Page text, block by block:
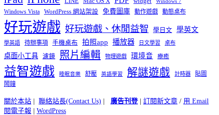
Windows Vista WordPress 網站架設 免費圖庫 動作遊戲 動態桌布
好玩遊戲 好玩遊戲、休閒益智 學日文 學英文
學英語 待辦事項 手機桌布 拍照app 播放器 日文學習 桌布
桌面小工具 濾鏡 照片編輯 物理遊戲 環境音 療癒
益智遊戲 睡眠音樂 舒壓 英語學習 解謎遊戲 計時器
貼圖
鬧鐘
關於本站 | 聯絡站長(Contact Us) | 廣告刊登| 訂閱新文章 / 用 Email
閱電子報 | WordPress